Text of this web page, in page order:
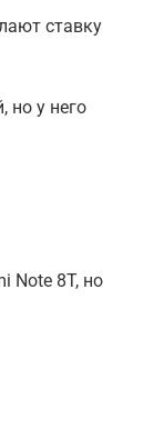
ставку
но у него
Note 8T, но